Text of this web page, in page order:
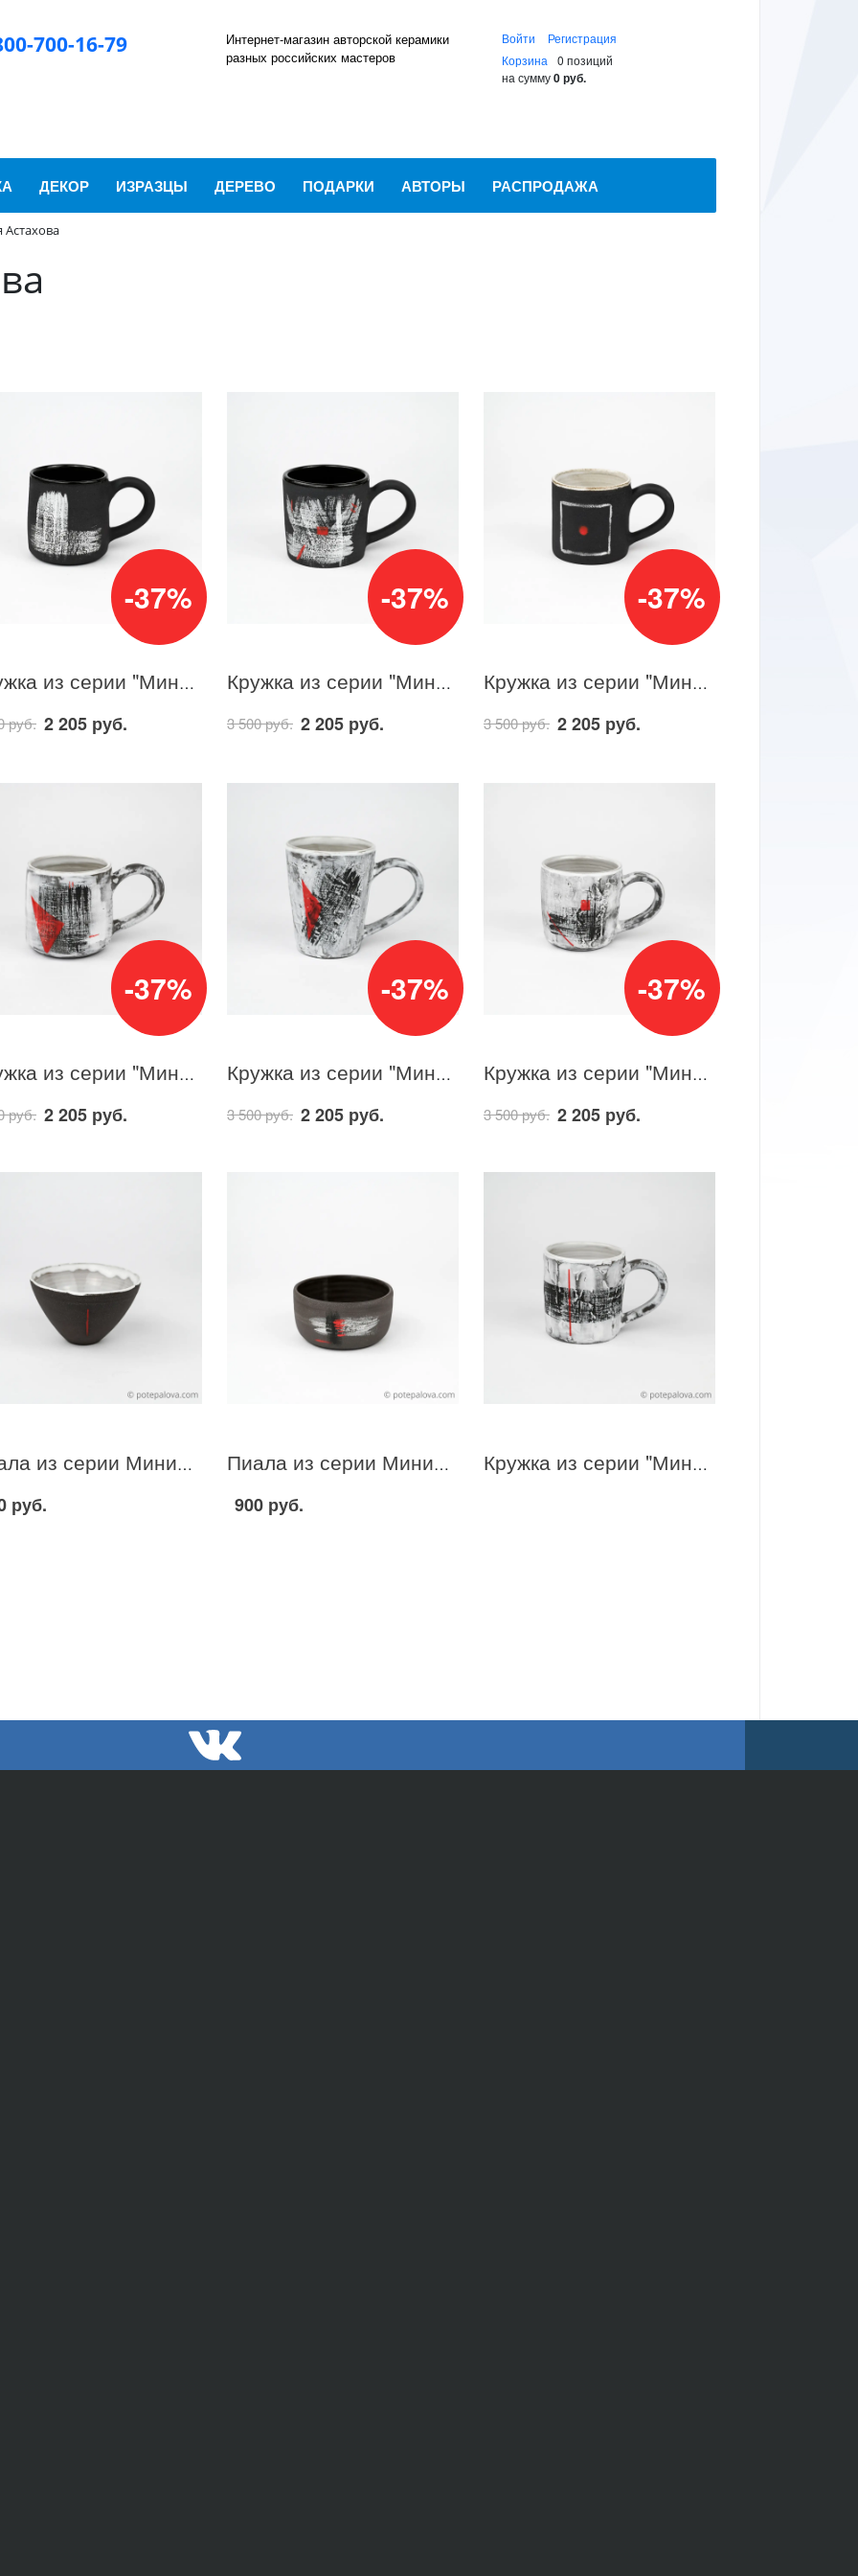
700-16-79
Интернет-магазин авторской керамики
разных российских мастеров
Войти
Регистрация
Корзина
0 позиций
на сумму0 руб.
ДЕКОР ИЗРАЗЦЫ ДЕРЕВО ПОДАРКИ АВТОРЫ РАСПРОДАЖА
Астахова
-37%
Кружка из серии "Минимализм" 15
руб. 2 205 руб.
-37%
Кружка из серии "Минимализм" 13
3 500 руб. 2 205 руб.
-37%
Кружка из серии "Минимализм" 12
3 500 руб. 2 205 руб.
-37%
Кружка из серии "Минимализм" 8
руб. 2 205 руб.
-37%
Кружка из серии "Минимализм" 7
3 500 руб. 2 205 руб.
-37%
Кружка из серии "Минимализм" 5
3 500 руб. 2 205 руб.
Пиала из серии Минимализм 4
руб.
Пиала из серии Минимализм 1
900 руб.
Кружка из серии "Минимализм" 9